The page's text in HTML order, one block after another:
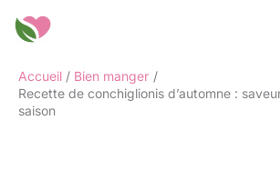
Accueil
Bien manger
Recette de conchiglionis d’automne :
saison